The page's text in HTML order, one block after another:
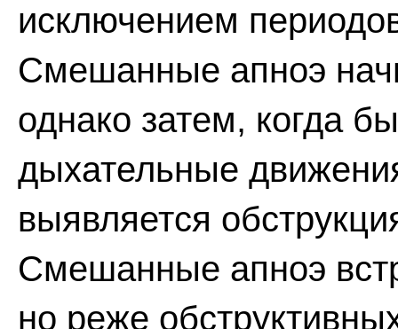
исключением
Смешанные апноэ
однако затем, когда
дыхательные
выявляется
Смешанные апноэ
но реже